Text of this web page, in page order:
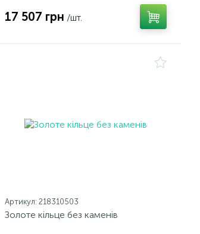
17 507 грн /шт.
Артикул: 218310503
Золоте кільце без каменів